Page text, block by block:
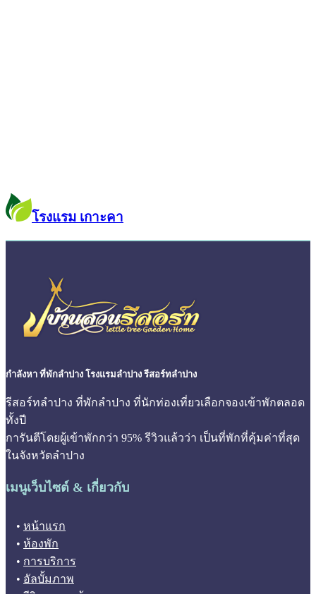
โรงแรม เกาะคา
กำลังหา ที่พักลำปาง โรงแรมลำปาง รีสอร์ทลำปาง
รีสอร์ทลำปาง ที่พักลำปาง ที่นักท่องเที่ยวเลือกจองเข้าพักตลอด
ทั้งปี
การันตีโดยผู้เข้าพักกว่า 95% รีวิวแล้วว่า เป็นที่พักที่คุ้มค่าที่สุด
ในจังหวัดลำปาง
เมนูเว็บไซต์ & เกี่ยวกับ
• หน้าแรก
• ห้องพัก
• การบริการ
• อัลบั้มภาพ